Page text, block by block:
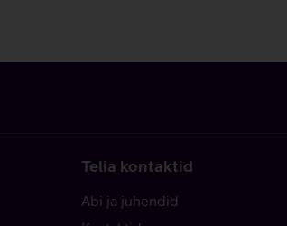
Telia kontaktid
Abi ja juhendid